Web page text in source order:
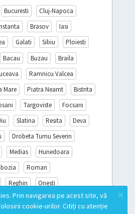
Bucuresti
Cluj-Napoca
Brasov
Iasi
Galati Sibiu
Ploiesti
Bacau Buzau
Braila
Ramnicu Valcea
Mare Piatra Neamt
Bistrita
Targoviste
Focsani
Slatina Resita
Deva
Drobeta Turnu Severin
Medias
Hunedoara
Roman
Reghin
Onesti
Ciuc
Turda
×
Prin navigarea pe acest site, vă
cookie-urilor. Citiți cu atenție